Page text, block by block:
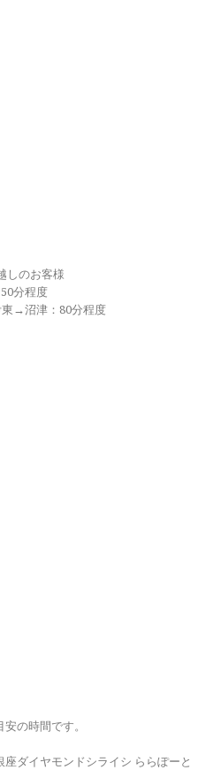
しのお客様
分程度
東→沼津：80分程度
の時間です。
ダイヤモンドシライシ ららぽーと